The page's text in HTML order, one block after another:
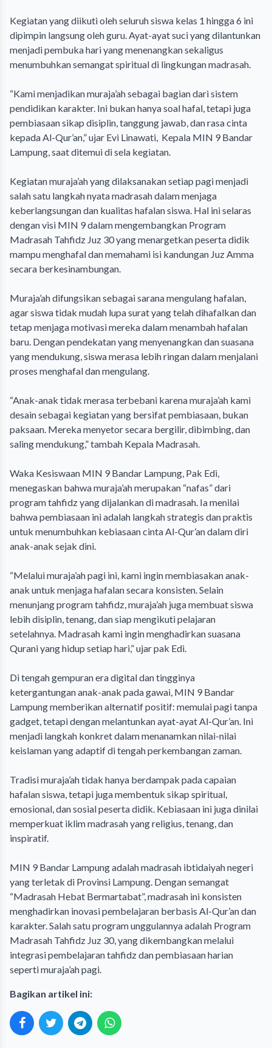
‎Kegiatan yang diikuti oleh seluruh siswa kelas 1 hingga 6 ini
dipimpin langsung oleh guru. Ayat-ayat suci yang dilantunkan
menjadi pembuka hari yang menenangkan sekaligus
menumbuhkan semangat spiritual di lingkungan madrasah.
‎“Kami menjadikan muraja’ah sebagai bagian dari sistem
pendidikan karakter. Ini bukan hanya soal hafal, tetapi juga
pembiasaan sikap disiplin, tanggung jawab, dan rasa cinta
kepada Al-Qur’an,” ujar Evi Linawati, Kepala MIN 9 Bandar
Lampung, saat ditemui di sela kegiatan.
‎Kegiatan muraja’ah yang dilaksanakan setiap pagi menjadi
salah satu langkah nyata madrasah dalam menjaga
keberlangsungan dan kualitas hafalan siswa. Hal ini selaras
dengan visi MIN 9 dalam mengembangkan Program
Madrasah Tahfidz Juz 30 yang menargetkan peserta didik
mampu menghafal dan memahami isi kandungan Juz Amma
secara berkesinambungan.
‎Muraja’ah difungsikan sebagai sarana mengulang hafalan,
agar siswa tidak mudah lupa surat yang telah dihafalkan dan
tetap menjaga motivasi mereka dalam menambah hafalan
baru. Dengan pendekatan yang menyenangkan dan suasana
yang mendukung, siswa merasa lebih ringan dalam menjalani
proses menghafal dan mengulang.
‎“Anak-anak tidak merasa terbebani karena muraja’ah kami
desain sebagai kegiatan yang bersifat pembiasaan, bukan
paksaan. Mereka menyetor secara bergilir, dibimbing, dan
saling mendukung,” tambah Kepala Madrasah.
‎Waka Kesiswaan MIN 9 Bandar Lampung, Pak Edi,
menegaskan bahwa muraja’ah merupakan “nafas” dari
program tahfidz yang dijalankan di madrasah. Ia menilai
bahwa pembiasaan ini adalah langkah strategis dan praktis
untuk menumbuhkan kebiasaan cinta Al-Qur’an dalam diri
anak-anak sejak dini.
‎“Melalui muraja’ah pagi ini, kami ingin membiasakan anak-
anak untuk menjaga hafalan secara konsisten. Selain
menunjang program tahfidz, muraja’ah juga membuat siswa
lebih disiplin, tenang, dan siap mengikuti pelajaran
setelahnya. Madrasah kami ingin menghadirkan suasana
Qurani yang hidup setiap hari,” ujar pak Edi.
‎Di tengah gempuran era digital dan tingginya
ketergantungan anak-anak pada gawai, MIN 9 Bandar
Lampung memberikan alternatif positif: memulai pagi tanpa
gadget, tetapi dengan melantunkan ayat-ayat Al-Qur’an. Ini
menjadi langkah konkret dalam menanamkan nilai-nilai
keislaman yang adaptif di tengah perkembangan zaman.
‎Tradisi muraja’ah tidak hanya berdampak pada capaian
hafalan siswa, tetapi juga membentuk sikap spiritual,
emosional, dan sosial peserta didik. Kebiasaan ini juga dinilai
memperkuat iklim madrasah yang religius, tenang, dan
inspiratif.
‎MIN 9 Bandar Lampung adalah madrasah ibtidaiyah negeri
yang terletak di Provinsi Lampung. Dengan semangat
“Madrasah Hebat Bermartabat”, madrasah ini konsisten
menghadirkan inovasi pembelajaran berbasis Al-Qur’an dan
karakter. Salah satu program unggulannya adalah Program
Madrasah Tahfidz Juz 30, yang dikembangkan melalui
integrasi pembelajaran tahfidz dan pembiasaan harian
seperti muraja’ah pagi.
Bagikan artikel ini: